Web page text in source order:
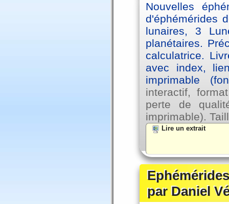
Nouvelles
d'éphémérides
lunaires, 3
planétaires.
calculatrice.
avec index,
imprimable
interactif,
perte de
imprimable).
Lire un extrait
par Daniel